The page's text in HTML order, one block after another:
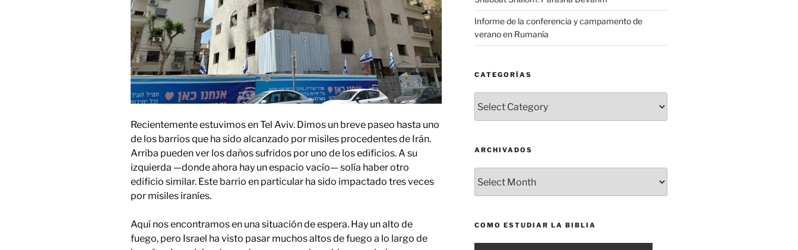
Recientemente estuvimos en Tel Aviv. Dimos un breve paseo hasta uno
de los barrios que ha sido alcanzado por misiles procedentes de Irán.
Arriba pueden ver los daños sufridos por uno de los edificios. A su
izquierda —donde ahora hay un espacio vacío— solía haber otro
edificio similar. Este barrio en particular ha sido impactado tres veces
por misiles iraníes.
Aquí nos encontramos en una situación de espera. Hay un alto de
fuego, pero Israel ha visto pasar muchos altos de fuego a lo largo de
Informe de la conferencia y campamento de
verano en Rumanía
CATEGORÍAS
ARCHIVADOS
COMO ESTUDIAR LA BIBLIA